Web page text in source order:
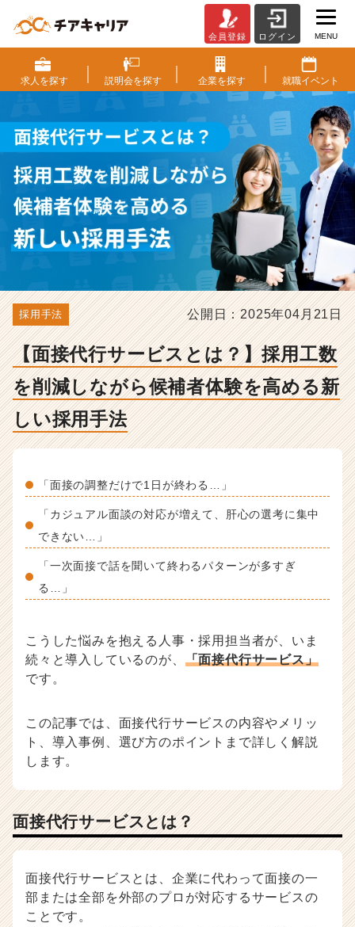
接
代
行
ー
ビ
と
採
用
工
削
が
候
高
め
し
い
法
-
用
担
向
採
用
ウ
ハ
ウ
会員登録 ログイン MENU
求人を探す 説明会を探す 企業を探す 就職イベント
採用手法 公開日：2025年04月21日
【面接代行サービスとは？】採用工数
を削減しながら候補者体験を高める新
しい採用手法
「面接の調整だけで1日が終わる…」
「カジュアル面談の対応が増えて、肝心の選考に集中
できない…」
「一次面接で話を聞いて終わるパターンが多すぎ
る…」
こうした悩みを抱える人事・採用担当者が、いま
続々と導入しているのが、 「面接代行サービス」
です。
この記事では、面接代行サービスの内容やメリッ
ト、導入事例、選び方のポイントまで詳しく解説
します。
面接代行サービスとは？
面接代行サービスとは、企業に代わって面接の一
部または全部を外部のプロが対応するサービスの
ことです。